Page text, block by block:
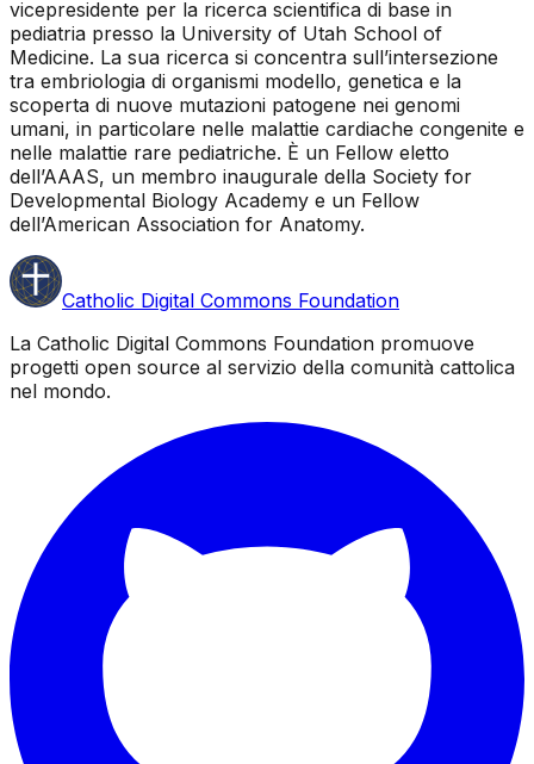
vicepresidente per la ricerca scientifica di base in
pediatria presso la University of Utah School of
Medicine. La sua ricerca si concentra sull’intersezione
tra embriologia di organismi modello, genetica e la
scoperta di nuove mutazioni patogene nei genomi
umani, in particolare nelle malattie cardiache congenite e
nelle malattie rare pediatriche. È un Fellow eletto
dell’AAAS, un membro inaugurale della Society for
Developmental Biology Academy e un Fellow
dell’American Association for Anatomy.
Catholic Digital Commons Foundation
La Catholic Digital Commons Foundation promuove
progetti open source al servizio della comunità cattolica
nel mondo.